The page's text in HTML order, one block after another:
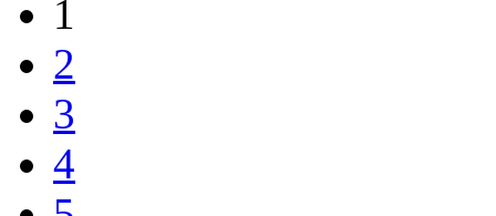
1
2
3
4